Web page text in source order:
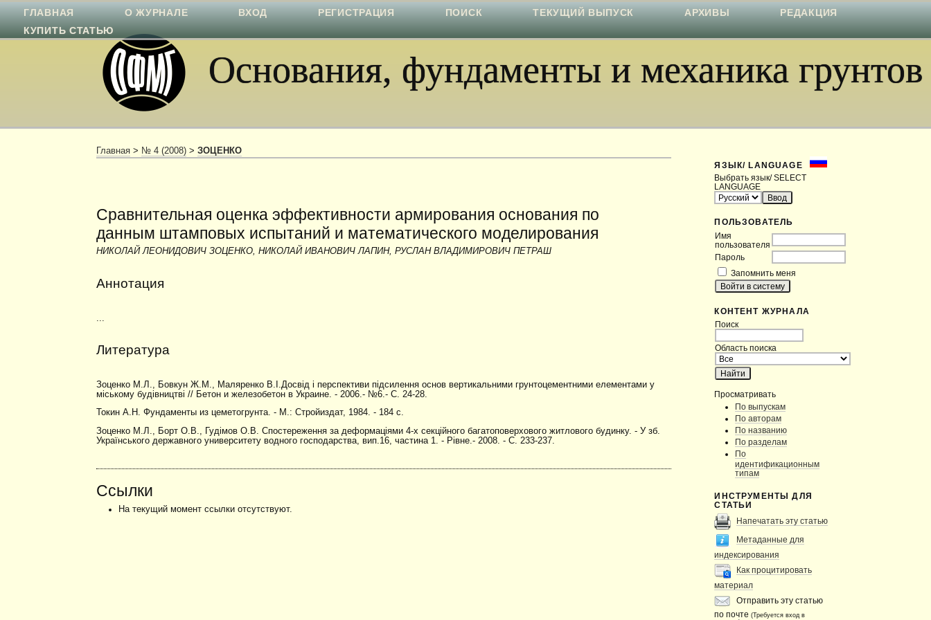
Основания, фундаменты и механика грунтов
ЯЗЫК/ LANGUAGE
Выбрать язык/ SELECT
LANGUAGE
ПОЛЬЗОВАТЕЛЬ
Имя
пользователя
Пароль
Запомнить меня
КОНТЕНТ ЖУРНАЛА
Поиск
Область поиска
Просматривать
По выпускам
По авторам
По названию
По разделам
По
идентификационным
типам
ИНСТРУМЕНТЫ ДЛЯ
СТАТЬИ
Напечатать эту статью
Метаданные для
индексирования
Как процитировать
материал
Отправить эту статью
по почте(Требуется вход в
ГЛАВНАЯ О ЖУРНАЛЕ ВХОД РЕГИСТРАЦИЯ ПОИСК ТЕКУЩИЙ ВЫПУСК АРХИВЫ
РЕДАКЦИЯ
КУПИТЬ СТАТЬЮ
Главная > № 4 (2008) >ЗОЦЕНКО
Сравнительная оценка эффективности армирования основания по
данным штамповых испытаний и математического моделирования
НИКОЛАЙ ЛЕОНИДОВИЧ ЗОЦЕНКО, НИКОЛАЙ ИВАНОВИЧ ЛАПИН, РУСЛАН ВЛАДИМИРОВИЧ ПЕТРАШ
Аннотация
...
Литература
Зоценко М.Л., Бовкун Ж.М., Маляренко В.І.Досвід і перспективи підсилення основ вертикальними грунтоцементними елементами у
міському будівництві // Бетон и железобетон в Украине. - 2006.- №6.- С. 24-28.
Токин А.Н. Фундаменты из цеметогрунта. - М.: Стройиздат, 1984. - 184 с.
Зоценко М.Л., Борт О.В., Гудімов О.В. Спостереження за деформаціями 4-х секційного багатоповерхового житлового будинку. - У зб.
Українського державного университету водного господарства, вип.16, частина 1. - Рівне.- 2008. - C. 233-237.
Ссылки
На текущий момент ссылки отсутствуют.